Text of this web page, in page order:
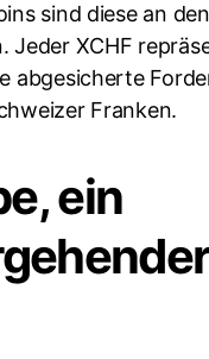
sind diese an
Jeder XCHF
abgesicherte
Franken.
ein